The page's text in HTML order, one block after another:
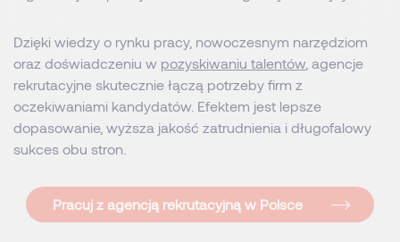
Dzięki wiedzy o rynku pracy, nowoczesnym narzędziom
oraz doświadczeniu w pozyskiwaniu talentów , agencje
rekrutacyjne skutecznie łączą potrzeby firm z
oczekiwaniami kandydatów. Efektem jest lepsze
dopasowanie, wyższa jakość zatrudnienia i długofalowy
sukces obu stron.
Pracuj z agencją rekrutacyjną w Polsce